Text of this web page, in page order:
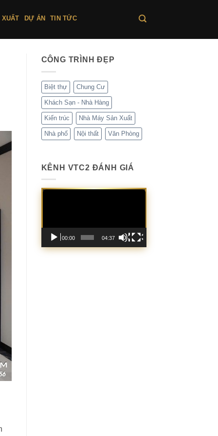
DỰ ÁN TIN TỨC
CÔNG TRÌNH ĐẸP
Biệt thự Chung Cư
Khách Sạn - Nhà Hàng
Kiến trúc Nhà Máy Sản Xuất
Nhà phố Nội thất Văn Phòng
KÊNH VTC2 ĐÁNH GIÁ
Trình
00:00 04:37